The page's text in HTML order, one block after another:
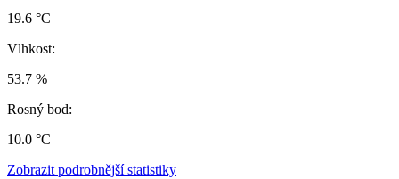
19.6 °C
Vlhkost:
53.7 %
Rosný bod:
10.0 °C
Zobrazit podrobnější statistiky